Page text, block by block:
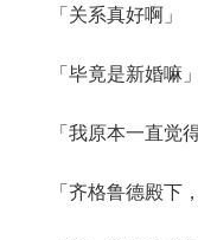
「关系真好啊」
「毕竟是新婚嘛」
「我原本一直觉得
「齐格鲁德殿下，